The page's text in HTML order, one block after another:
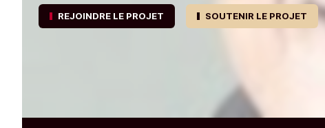
REJOINDRE LE PROJET SOUTENIR LE PROJET